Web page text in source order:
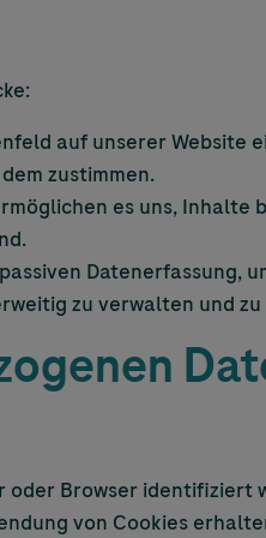
auf unserer Website
zustimmen.
es uns,
Datenerfassung,
zu verwalten und
Browser identifiziert
von Cookies